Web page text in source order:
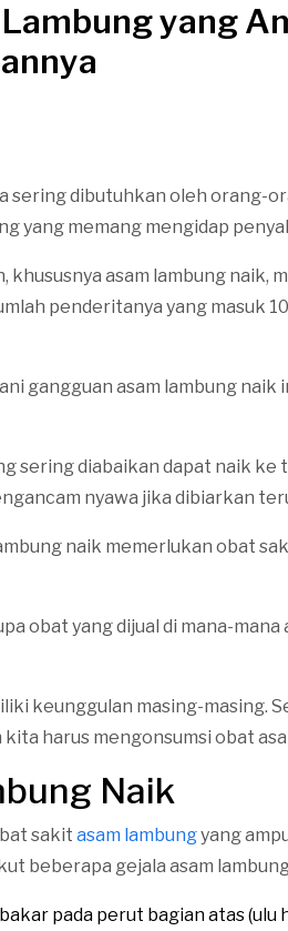
yang
sering dibutuhkan oleh orang-
yang memang mengidap
khususnya asam lambung naik,
penderitanya yang masuk
gangguan asam lambung naik
sering diabaikan dapat naik ke
nyawa jika dibiarkan
naik memerlukan obat
obat yang dijual di mana-mana
keunggulan masing-masing.
harus mengonsumsi obat
Naik
sakit asam lambungyang
beberapa gejala asam
pada perut bagian atas (ulu